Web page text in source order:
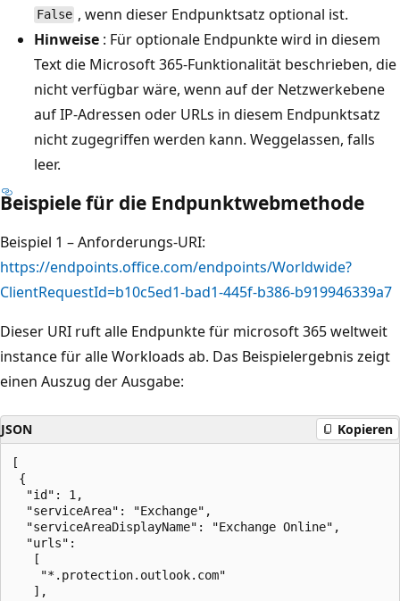
False , wenn dieser Endpunktsatz optional ist.
Hinweise : Für optionale Endpunkte wird in diesem
Text die Microsoft 365-Funktionalität beschrieben, die
nicht verfügbar wäre, wenn auf der Netzwerkebene
auf IP-Adressen oder URLs in diesem Endpunktsatz
nicht zugegriffen werden kann. Weggelassen, falls
leer.
Beispiele für die Endpunktwebmethode
Beispiel 1 – Anforderungs-URI:
https://endpoints.office.com/endpoints/Worldwide?
ClientRequestId=b10c5ed1-bad1-445f-b386-b919946339a7
Dieser URI ruft alle Endpunkte für microsoft 365 weltweit
instance für alle Workloads ab. Das Beispielergebnis zeigt
einen Auszug der Ausgabe:
JSON Kopieren
[
{
  "id": 1,
  "serviceArea": "Exchange",
  "serviceAreaDisplayName": "Exchange Online",
  "urls":
   [
    "*.protection.outlook.com"
   ],